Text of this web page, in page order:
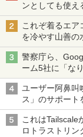
ンとしても使
も、持ち替えず
これぞ着るエ
を冷やす山善の
ち・ざ・ろーど
警察庁ら、
ーム5社に「な
真や映像を使っ
ユーザー阿鼻叫
ス」のサポート
これは
ロトラストリン